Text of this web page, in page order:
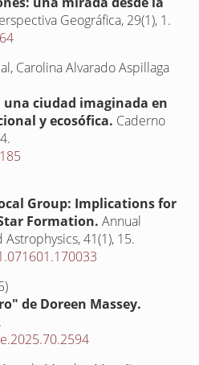
Geográfica, 29(1), 1.
Carolina Alvarado Aspillaga
ciudad imaginada en
y ecosófica. Caderno
Group: Implications for
Formation.Annual
Astrophysics,41(1), 15.
de Doreen Massey.